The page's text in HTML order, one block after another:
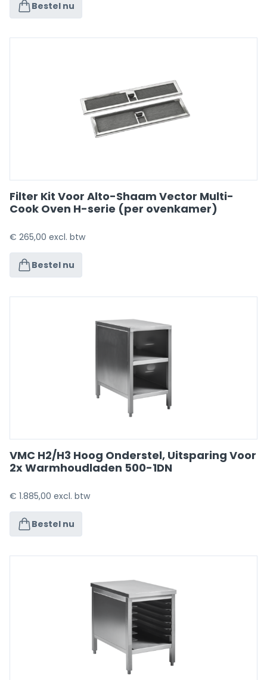
Bestel nu
Filter Kit Voor Alto-Shaam Vector Multi-
Cook Oven H-serie (per ovenkamer)
€ 265,00 excl. btw
Bestel nu
VMC H2/H3 Hoog Onderstel, Uitsparing Voor
2x Warmhoudladen 500-1DN
€ 1.885,00 excl. btw
Bestel nu